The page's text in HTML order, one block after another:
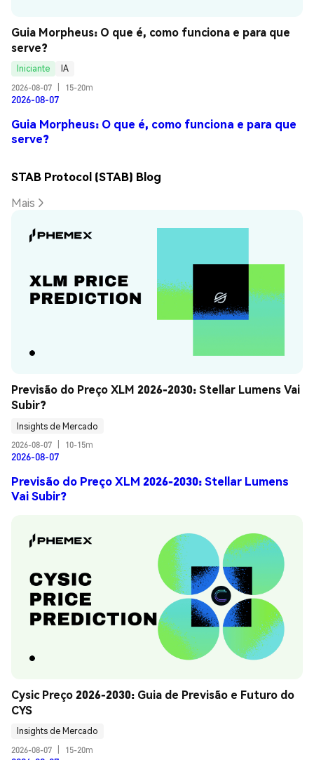
Guia Morpheus: O que é, como funciona e para que
serve?
Iniciante
IA
2026-08-07
15-20m
2026-08-07
Guia Morpheus: O que é, como funciona e para que
serve?
STAB Protocol (STAB) Blog
Mais
Previsão do Preço XLM 2026-2030: Stellar Lumens Vai
Subir?
Insights de Mercado
2026-08-07
10-15m
2026-08-07
Previsão do Preço XLM 2026-2030: Stellar Lumens
Vai Subir?
Cysic Preço 2026-2030: Guia de Previsão e Futuro do
CYS
Insights de Mercado
2026-08-07
15-20m